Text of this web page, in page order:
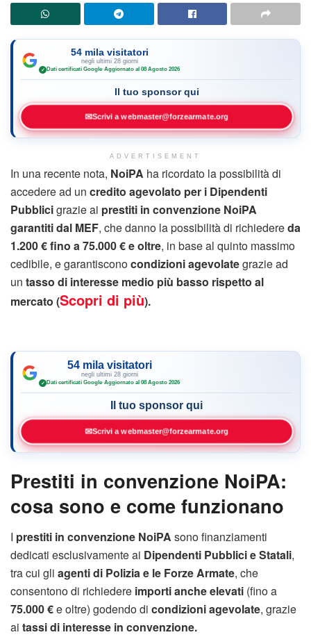
54 mila visitatori
negli ultimi 28 giorni
✓ Dati certificati Google·Aggiornato al 08 Agosto 2026
Il tuo sponsor qui
✉Scrivi a webmaster@forzearmate.org
ADVERTISEMENT
In una recente nota, NoiPA ha ricordato la possibilità di
accedere ad un credito agevolato per i Dipendenti
Pubblicigrazie ai prestiti in convenzione NoiPA
garantiti dal MEF, che danno la possibilità di richiedereda
1.200 € fino a 75.000 € e oltre, in base al quinto massimo
cedibile, e garantisconocondizioni agevolategrazie ad
un tasso di interesse medio più basso rispetto al
mercato (Scopri di più).
54 mila visitatori
negli ultimi 28 giorni
✓ Dati certificati Google·Aggiornato al 08 Agosto 2026
Il tuo sponsor qui
✉Scrivi a webmaster@forzearmate.org
Prestiti in convenzione NoiPA:
cosa sono e come funzionano
I prestiti in convenzione NoiPA sono finanziamenti
dedicati esclusivamente ai Dipendenti Pubblici e Statali,
tra cui gli agenti di Polizia e le Forze Armate, che
consentono di richiedere importi anche elevati (fino a
75.000 €e oltre) godendo di condizioni agevolate, grazie
ai tassi di interesse in convenzione.